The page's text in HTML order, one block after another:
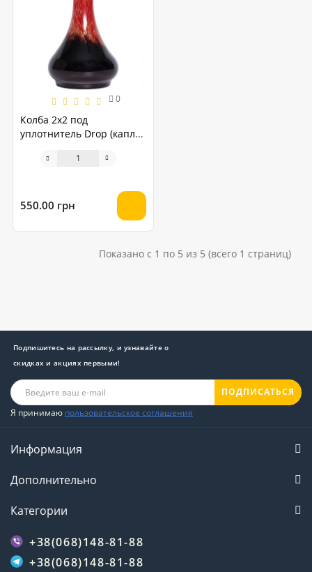
0
Колба 2х2 под
уплотнитель Drop (капля)
550.00 грн
Показано с 1 по 5 из 5 (всего 1 страниц)
Подпишитесь на рассылку, и узнавайте о
скидках и акциях первыми!
ПОДПИСАТЬСЯ
Я принимаю пользовательское соглашения
Информация
Дополнительно
Категории
+38(068)148-81-88
+38(068)148-81-88